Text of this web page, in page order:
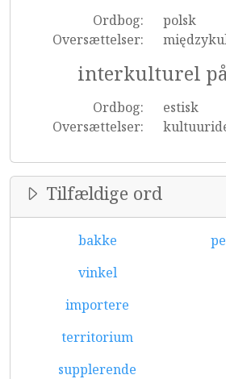
Ordbog:
polsk
Oversættelser:
interkulturel
Ordbog:
estisk
Oversættelser:
Tilfældige ord
bakke
vinkel
importere
territorium
supplerende